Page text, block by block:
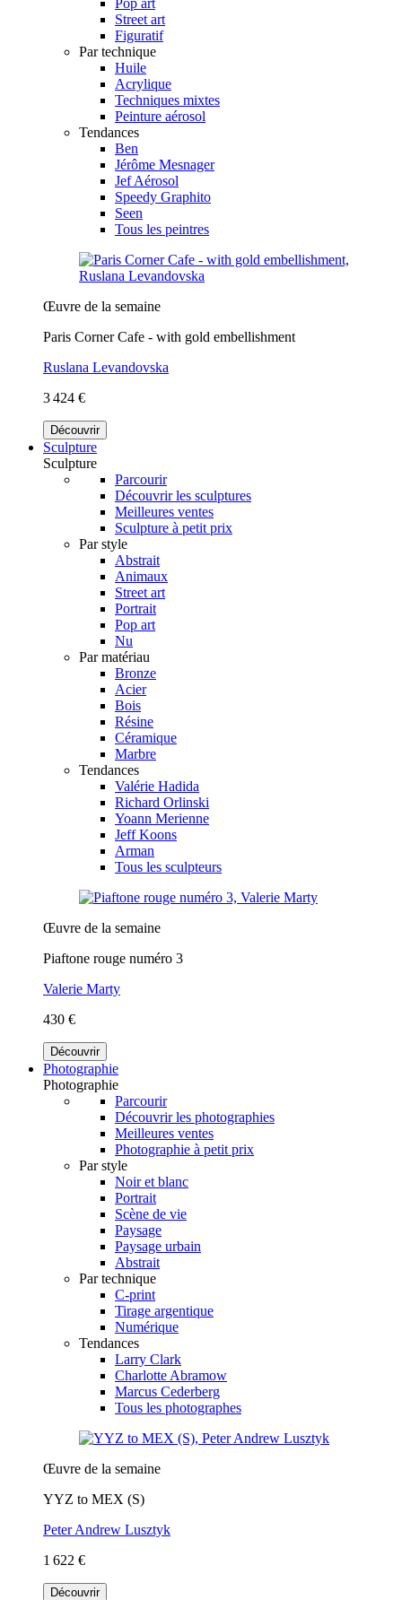
Street art
Figuratif
Par technique
Huile
Acrylique
Techniques mixtes
Peinture aérosol
Tendances
Ben
Jérôme Mesnager
Jef Aérosol
Speedy Graphito
Seen
Tous les peintres
Œuvre de la semaine
Paris Corner Cafe - with gold embellishment
Ruslana Levandovska
3 424 €
Découvrir
Sculpture
Sculpture
Parcourir
Découvrir les sculptures
Meilleures ventes
Sculpture à petit prix
Par style
Abstrait
Animaux
Street art
Portrait
Pop art
Nu
Par matériau
Bronze
Acier
Bois
Résine
Céramique
Marbre
Tendances
Valérie Hadida
Richard Orlinski
Yoann Merienne
Jeff Koons
Arman
Tous les sculpteurs
Œuvre de la semaine
Piaftone rouge numéro 3
Valerie Marty
430 €
Découvrir
Photographie
Photographie
Parcourir
Découvrir les photographies
Meilleures ventes
Photographie à petit prix
Par style
Noir et blanc
Portrait
Scène de vie
Paysage
Paysage urbain
Abstrait
Par technique
C-print
Tirage argentique
Numérique
Tendances
Larry Clark
Charlotte Abramow
Marcus Cederberg
Tous les photographes
Œuvre de la semaine
YYZ to MEX (S)
Peter Andrew Lusztyk
1 622 €
Découvrir